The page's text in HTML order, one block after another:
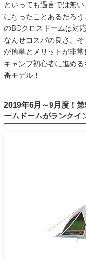
といっても過言では無
になったことあるだろ
のBCクロスドームは対
なんせコスパの良さ、
が簡単とメリットが非常
キャンプ初心者に進め
番モデル！
2019年6月～9月度！
ームドームがランクイ